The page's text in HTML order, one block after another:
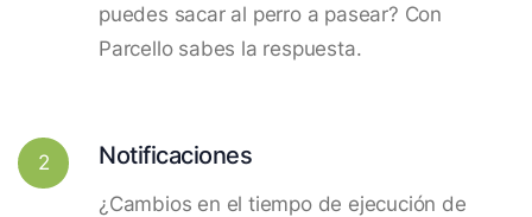
puedes sacar al perro a pasear? Con
Parcello sabes la respuesta.
2 Notificaciones
¿Cambios en el tiempo de ejecución de